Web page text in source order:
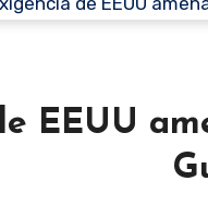
EEUU